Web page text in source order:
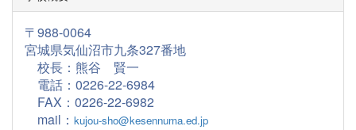
〒988-0064
宮城県気仙沼市九条327番地
校長：熊谷 賢一
電話：0226-22-6984
FAX： 0226-22-6982
mail： kujou-sho@kesennuma.ed.jp